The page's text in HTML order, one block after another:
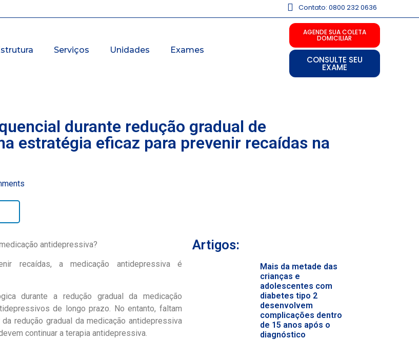
Contato: 0800 232 0636
Serviços Unidades Exames
AGENDE SUA COLETA
DOMICILIAR
CONSULTE SEU
EXAME
durante redução gradual de
estratégia eficaz para prevenir recaídas na
antidepressiva?
recaídas, a medicação antidepressiva é
durante a redução gradual da medicação
de longo prazo. No entanto, faltam
redução gradual da medicação antidepressiva
continuar a terapia antidepressiva.
Artigos:
Mais da metade das
crianças e
adolescentes com
diabetes tipo 2
desenvolvem
complicações dentro
de 15 anos após o
diagnóstico